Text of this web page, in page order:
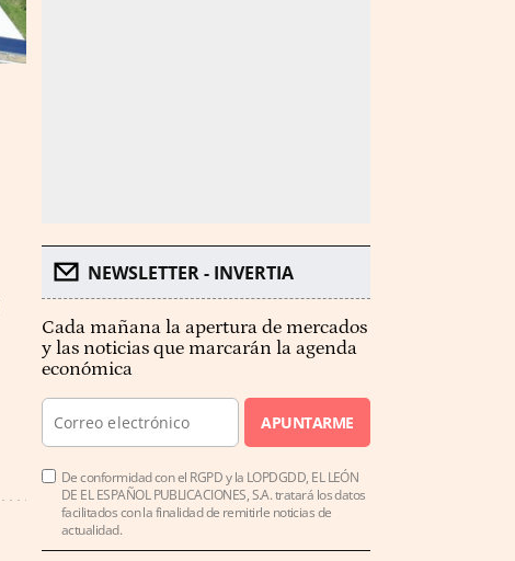
NEWSLETTER - INVERTIA
Cada mañana la apertura de mercados
y las noticias que marcarán la agenda
económica
APUNTARME
De conformidad con el RGPD y la LOPDGDD, EL LEÓN
DE EL ESPAÑOL PUBLICACIONES, S.A. tratará los datos
facilitados con la finalidad de remitirle noticias de
actualidad.